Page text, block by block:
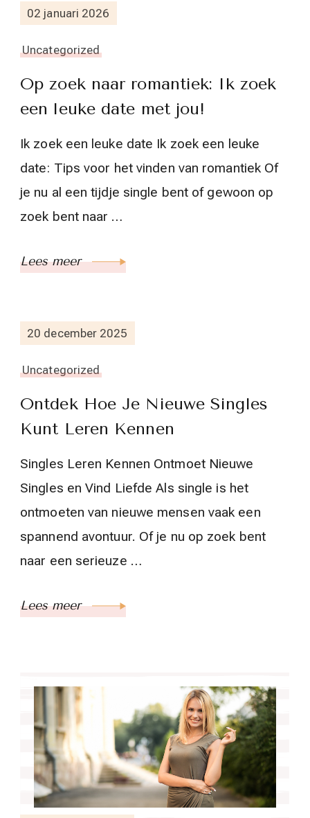
02 januari 2026
Uncategorized
Op zoek naar romantiek: Ik zoek
een leuke date met jou!
Ik zoek een leuke date Ik zoek een leuke
date: Tips voor het vinden van romantiek Of
je nu al een tijdje single bent of gewoon op
zoek bent naar …
Lees meer
20 december 2025
Uncategorized
Ontdek Hoe Je Nieuwe Singles
Kunt Leren Kennen
Singles Leren Kennen Ontmoet Nieuwe
Singles en Vind Liefde Als single is het
ontmoeten van nieuwe mensen vaak een
spannend avontuur. Of je nu op zoek bent
naar een serieuze …
Lees meer